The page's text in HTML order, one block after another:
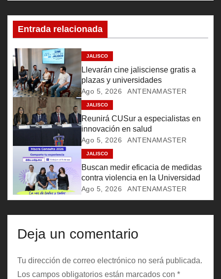
c
i
ó
n
d
e
r
d
a
Entrada relacionada
JALISCO
Llevarán cine jalisciense gratis a
plazas y universidades
Ago 5, 2026 ANTENAMASTER
JALISCO
Reunirá CUSur a especialistas en
innovación en salud
Ago 5, 2026 ANTENAMASTER
JALISCO
Buscan medir eficacia de medidas
contra violencia en la Universidad
Ago 5, 2026 ANTENAMASTER
Deja un comentario
Tu dirección de correo electrónico no será publicada.
Los campos obligatorios están marcados con *